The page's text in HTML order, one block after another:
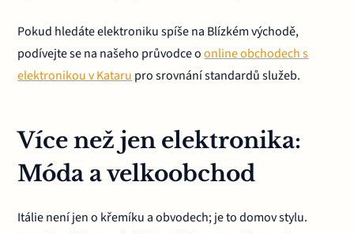
Pokud hledáte elektroniku spíše na Blízkém východě,
podívejte se na našeho průvodce oonline obchodech s
elektronikou v Kataru pro srovnání standardů služeb.
Více než jen elektronika:
Móda a velkoobchod
Itálie není jen o křemíku a obvodech; je to domov stylu.